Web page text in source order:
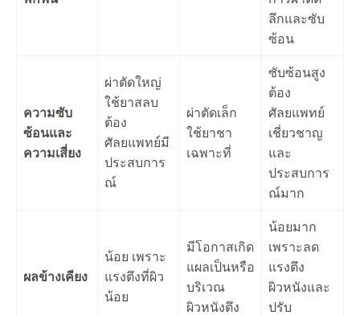
ลึกและซับ
ซ้อน
ความซับ
ซ้อนและ
ความเสี่ยง
ผ่าตัดใหญ่
ใช้ยาสลบ
ต้อง
ศัลยแพทย์มี
ประสบการ
ณ์
ผ่าตัดเล็ก
ใช้ยาชา
เฉพาะที่
ซับซ้อนสูง
ต้อง
ศัลยแพทย์
เชี่ยวชาญ
และ
ประสบการ
ณ์มาก
ผลข้างเคียง
น้อย เพราะ
แรงตึงที่ผิว
น้อย
มีโอกาสเกิด
แผลเป็นหรือ
บริเวณ
ผิวหนังตึง
น้อยมาก
เพราะลด
แรงตึง
ผิวหนังและ
ปรับ